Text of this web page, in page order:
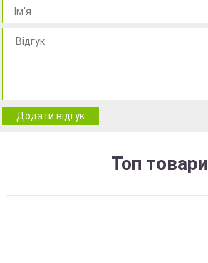
Додати відгук
Топ товари